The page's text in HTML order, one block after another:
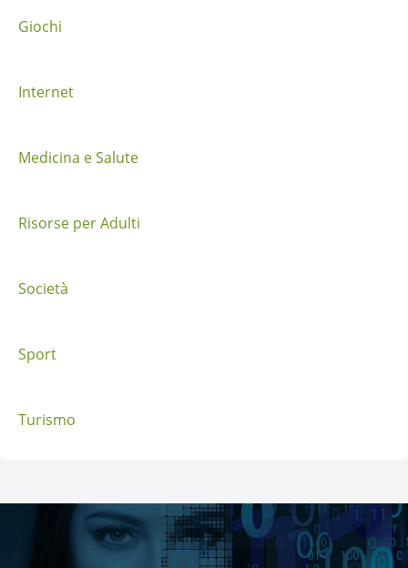
a
p
o
t
Giochi
Internet
Medicina e Salute
Risorse per Adulti
Società
Sport
Turismo